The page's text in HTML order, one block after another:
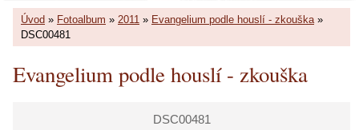
Úvod » Fotoalbum » 2011 » Evangelium podle houslí - zkouška»
DSC00481
Evangelium podle houslí - zkouška
DSC00481